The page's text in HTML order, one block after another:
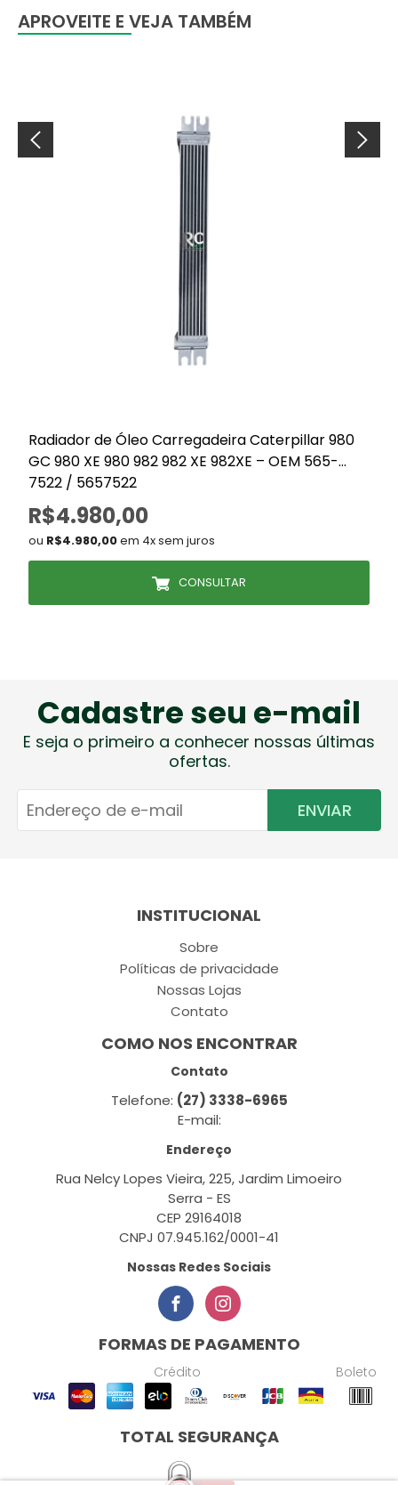
APROVEITE E VEJA TAMBÉM
Radiador de Óleo Carregadeira Caterpillar 980
GC 980 XE 980 982 982 XE 982XE – OEM 565-
7522 / 5657522
R$4.980,00
ou R$4.980,00em 4x sem juros
CONSULTAR
Cadastre seu e-mail
E seja o primeiro a conhecer nossas últimas
ofertas.
ENVIAR
INSTITUCIONAL
Sobre
Políticas de privacidade
Nossas Lojas
Contato
COMO NOS ENCONTRAR
Contato
Telefone: (27) 3338-6965
E-mail:
Endereço
Rua Nelcy Lopes Vieira, 225, Jardim Limoeiro
Serra - ES
CEP 29164018
CNPJ 07.945.162/0001-41
Nossas Redes Sociais
FORMAS DE PAGAMENTO
Crédito Boleto
TOTAL SEGURANÇA